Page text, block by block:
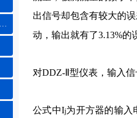
快猫视频黄污app下载免费大全
出信号却包含有较大的误
动，输出就有了3.13%
对DDZ-Ⅱ型仪表，输入
公式中Ij为开方器的输入电流